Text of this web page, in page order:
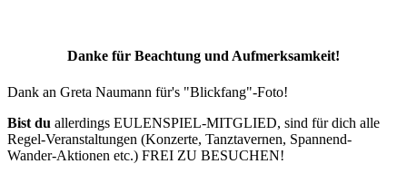
Danke für Beachtung und Aufmerksamkeit!
Dank an Greta Naumann für's "Blickfang"-Foto!
Bist du allerdings EULENSPIEL-MITGLIED, sind für dich alle
Regel-Veranstaltungen (Konzerte, Tanztavernen, Spannend-
Wander-Aktionen etc.) FREI ZU BESUCHEN!